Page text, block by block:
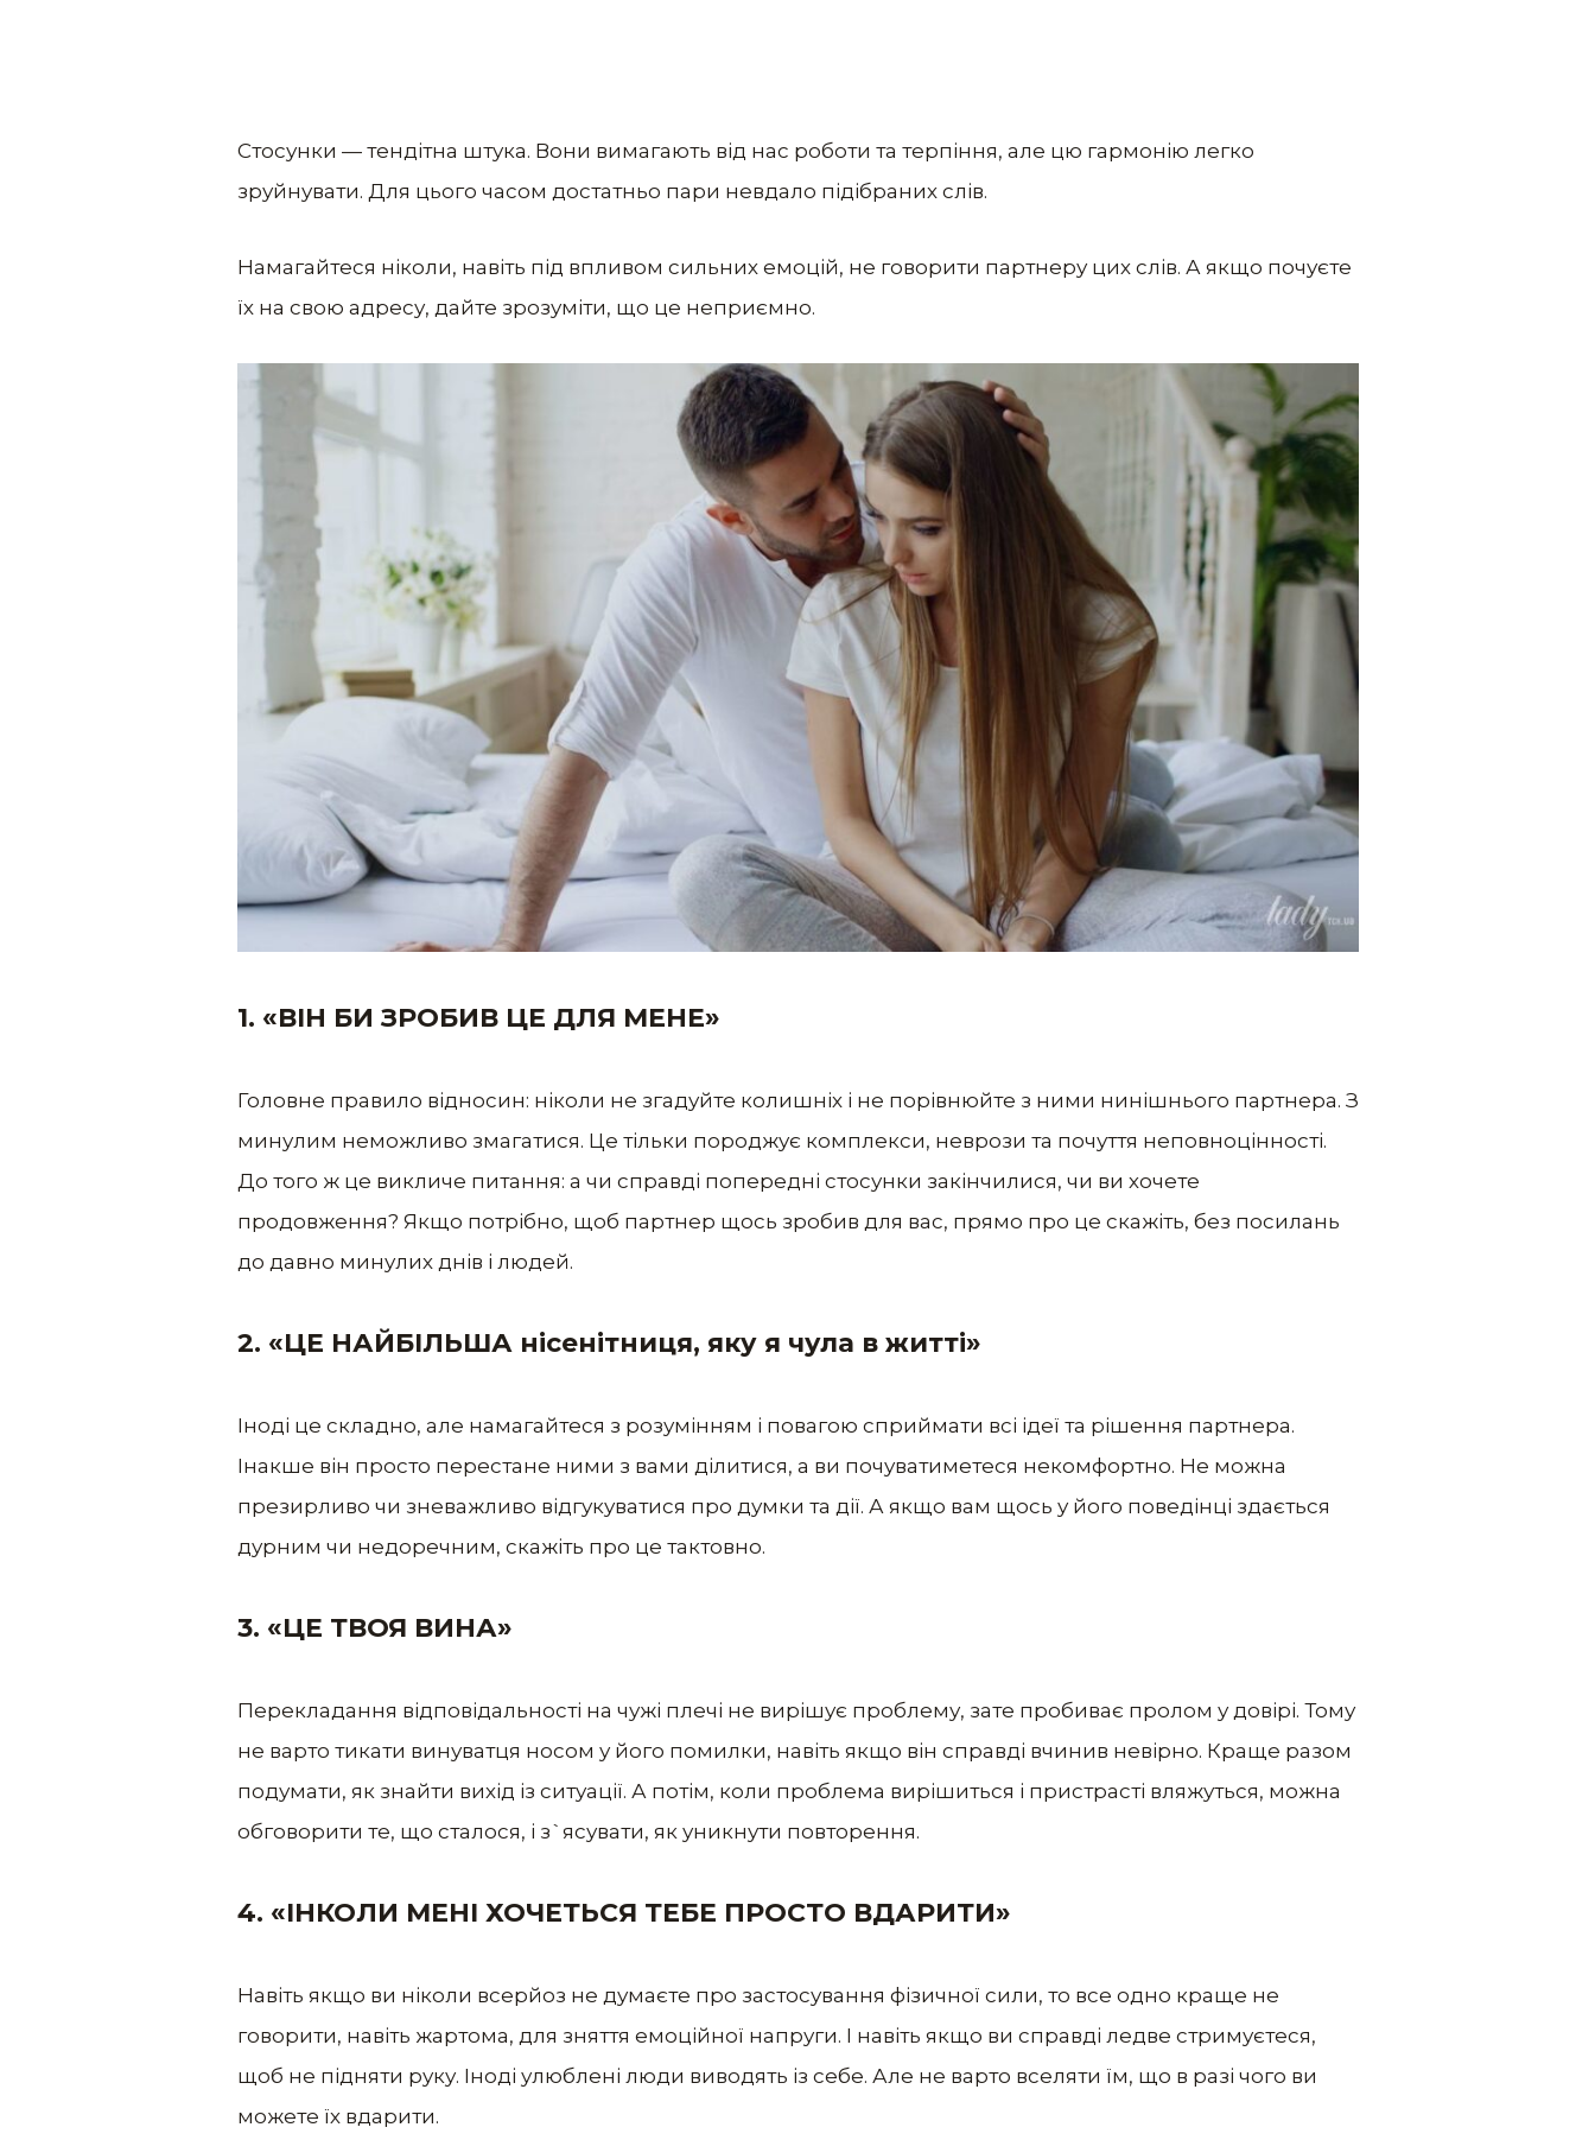
Стосунки — тендітна штука. Вони вимагають від нас роботи та терпіння, але цю гармонію легко
зруйнувати. Для цього часом достатньо пари невдало підібраних слів.
Намагайтеся ніколи, навіть під впливом сильних емоцій, не говорити партнеру цих слів. А якщо почуєте
їх на свою адресу, дайте зрозуміти, що це неприємно.
1. «ВІН БИ ЗРОБИВ ЦЕ ДЛЯ МЕНЕ»
Головне правило відносин: ніколи не згадуйте колишніх і не порівнюйте з ними нинішнього партнера. З
минулим неможливо змагатися. Це тільки породжує комплекси, неврози та почуття неповноцінності.
До того ж це викличе питання: а чи справді попередні стосунки закінчилися, чи ви хочете
продовження? Якщо потрібно, щоб партнер щось зробив для вас, прямо про це скажіть, без посилань
до давно минулих днів і людей.
2. «ЦЕ НАЙБІЛЬША нісенітниця, яку я чула в житті»
Іноді це складно, але намагайтеся з розумінням і повагою сприймати всі ідеї та рішення партнера.
Інакше він просто перестане ними з вами ділитися, а ви почуватиметеся некомфортно. Не можна
презирливо чи зневажливо відгукуватися про думки та дії. А якщо вам щось у його поведінці здається
дурним чи недоречним, скажіть про це тактовно.
3. «ЦЕ ТВОЯ ВИНА»
Перекладання відповідальності на чужі плечі не вирішує проблему, зате пробиває пролом у довірі. Тому
не варто тикати винуватця носом у його помилки, навіть якщо він справді вчинив невірно. Краще разом
подумати, як знайти вихід із ситуації. А потім, коли проблема вирішиться і пристрасті вляжуться, можна
обговорити те, що сталося, і з`ясувати, як уникнути повторення.
4. «ІНКОЛИ МЕНІ ХОЧЕТЬСЯ ТЕБЕ ПРОСТО ВДАРИТИ»
Навіть якщо ви ніколи всерйоз не думаєте про застосування фізичної сили, то все одно краще не
говорити, навіть жартома, для зняття емоційної напруги. І навіть якщо ви справді ледве стримуєтеся,
щоб не підняти руку. Іноді улюблені люди виводять із себе. Але не варто вселяти їм, що в разі чого ви
можете їх вдарити.